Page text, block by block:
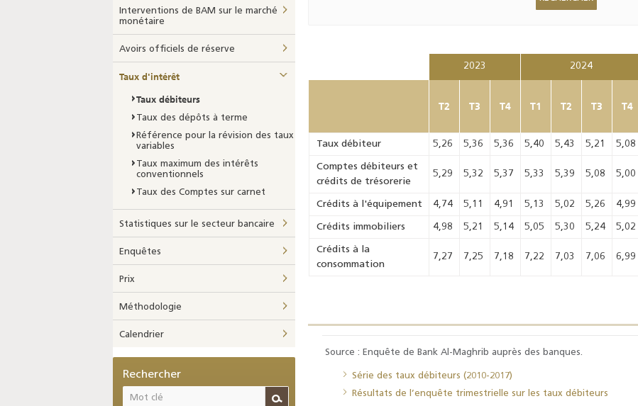
2023 2024
T2 T3 T4 T1 T2 T3 T4
Taux débiteur 5,26 5,36 5,36 5,40 5,43 5,21 5,08
Comptes débiteurs et
crédits de trésorerie
5,29 5,32 5,37 5,33 5,39 5,08 5,00
Crédits à l'équipement 4,74 5,11 4,91 5,13 5,02 5,26 4,99
Crédits immobiliers 4,98 5,21 5,14 5,05 5,30 5,24 5,02
Crédits à la
consommation
7,27 7,25 7,18 7,22 7,03 7,06 6,99
Source : Enquête de Bank Al-Maghrib auprès des banques.
Série des taux débiteurs (2010-2017)
Résultats de l’enquête trimestrielle sur les taux débiteurs
Interventions de BAM sur le marché
monétaire
Avoirs officiels de réserve
Taux d'intérêt
Taux débiteurs
Taux des dépôts à terme
Référence pour la révision des taux
variables
Taux maximum des intérêts
conventionnels
Taux des Comptes sur carnet
Statistiques sur le secteur bancaire
Enquêtes
Prix
Méthodologie
Calendrier
Rechercher